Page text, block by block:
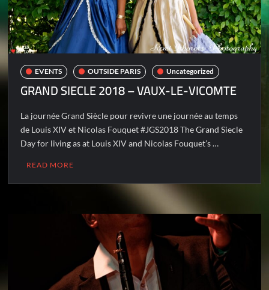
EVENTS OUTSIDE PARIS Uncategorized
GRAND SIECLE 2018 – VAUX-LE-VICOMTE
La journée Grand Siècle pour revivre une journée au temps
de Louis XIV et Nicolas Fouquet #JGS2018 The Grand Siecle
Day for living as at Louis XIV and Nicolas Fouquet’s …
READ MORE